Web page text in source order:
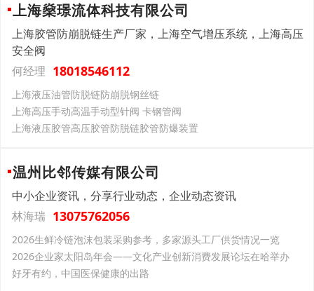
上海燊璟流体科技有限公司
上海胶管防崩脱链生产厂家，上海空气增压系统，上海高压
安全阀
何经理 18018546112
上海液压油管防脱链防崩脱钢丝链
上海高压手动高温手动型针阀 卡钢管阀
上海液压胶管高压胶管防脱链胶管防爆装置
温州比邻传媒有限公司
中小企业资讯，分享行业动态，企业动态资讯
林海瑞 13075762056
2026生鲜冷链泡沫包装采购参考，多家源头工厂供货情况一览
2026企业家太阳岛年会——文化产业创新消费发展论坛在哈举办
好牙有约，中国医保健康的出路